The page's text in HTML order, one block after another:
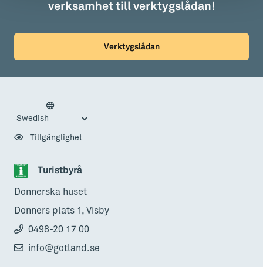
verksamhet till verktygslådan!
Verktygslådan
Turistbyrå
Donnerska huset
Donners plats 1, Visby
0498-20 17 00
info@gotland.se
Tillgänglighet